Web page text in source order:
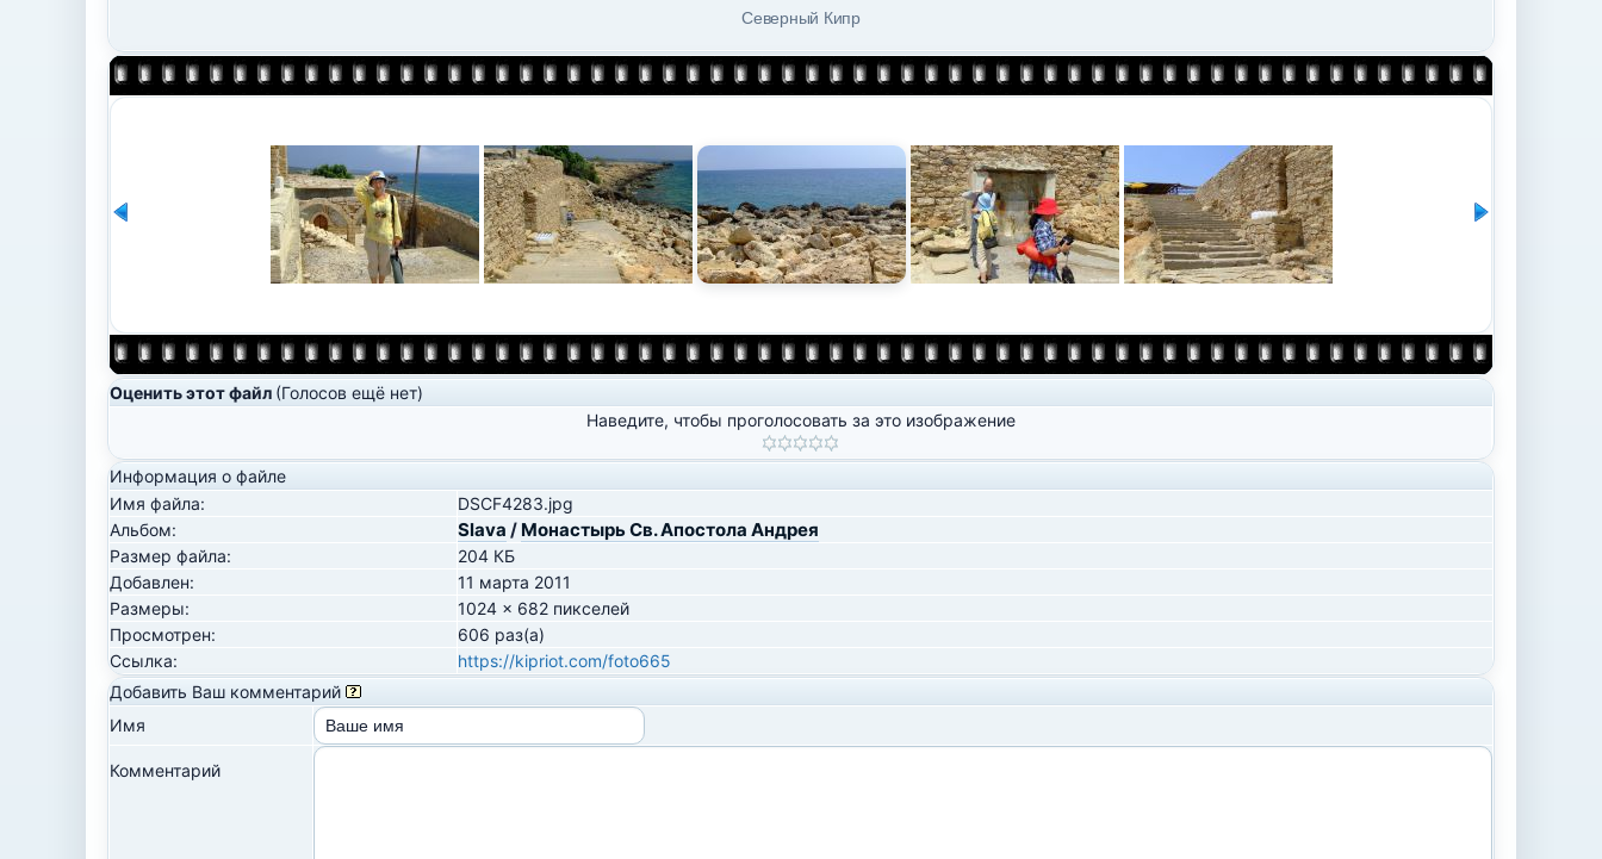
Северный Кипр
Оценить этот файл (Голосов ещё нет)
Наведите, чтобы проголосовать за это изображение
Информация о файле
Имя файла:
DSCF4283.jpg
Альбом:
Slava / Монастырь Св. Апостола Андрея
Размер файла:
204 КБ
Добавлен:
11 марта 2011
Размеры:
1024 x 682 пикселей
Просмотрен:
606 раз(а)
Ссылка:
https://kipriot.com/foto665
Добавить Ваш комментарий
Имя
Комментарий